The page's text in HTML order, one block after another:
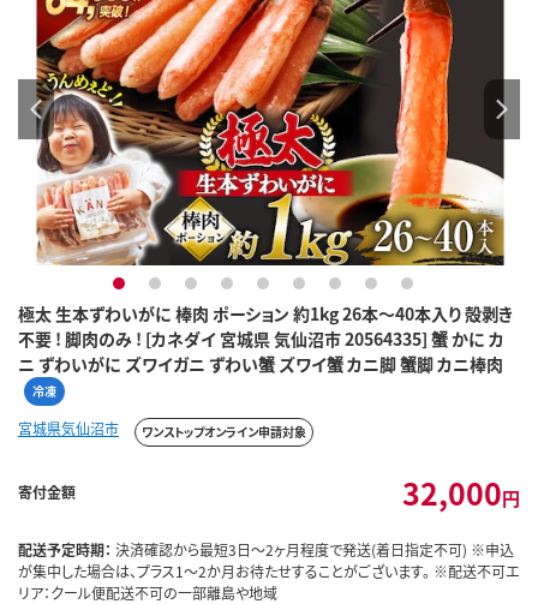
極太 生本ずわいがに 棒肉 ポーション 約1kg 26本～40本入り 殻剥き
不要 ! 脚肉のみ ! [カネダイ 宮城県 気仙沼市 20564335] 蟹 かに カ
ニ ずわいがに ズワイガニ ずわい蟹 ズワイ蟹 カニ脚 蟹脚 カニ棒肉
冷凍
1 2 3 4 5 6 7 8 9
宮城県気仙沼市 ワンストップオンライン申請対象
寄付金額 32,000円
配送予定時期： 決済確認から最短3日～2ヶ月程度で発送(着日指定不可) ※申込
が集中した場合は、プラス1～2か月お待たせすることがございます。 ※配送不可エ
リア：クール便配送不可の一部離島や地域